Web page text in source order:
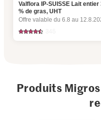
Valflora IP-SUISSE Lait entier
% de gras, UHT
Produits